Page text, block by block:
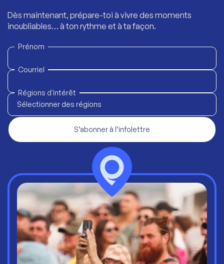
Dès maintenant, prépare-toi à vivre des moments
inoubliables… à ton rythme et à ta façon.
Prénom
Courriel
Régions d'intérêt
Sélectionner des régions
S’abonner à l’infolettre